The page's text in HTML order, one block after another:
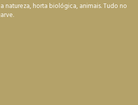
natureza, horta biológica, animais. Tudo no